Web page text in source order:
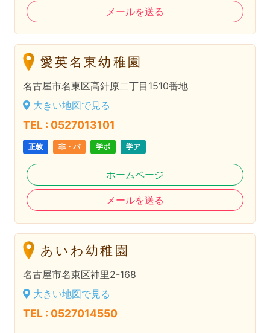
メールを送る
愛英名東幼稚園
名古屋市名東区高針原二丁目1510番地
大きい地図で見る
TEL : 0527013101
正教 非・パ 学ボ 学ア
ホームページ
メールを送る
あいわ幼稚園
名古屋市名東区神里2-168
大きい地図で見る
TEL : 0527014550